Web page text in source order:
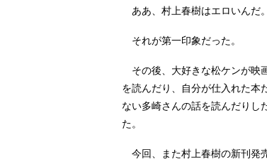
ああ、村上春樹はエロいんだ。
それが第一印象だった。
その後、大好きな松ケンが映
を読んだり、自分が仕入れた本
ない多崎さんの話を読んだりし
た。
今回、また村上春樹の新刊発